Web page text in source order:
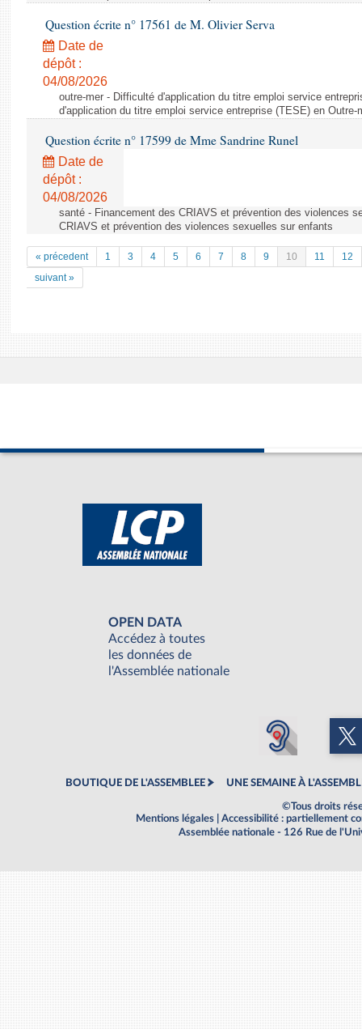
Question écrite n° 17561 de M. Olivier Serva
Date de
dépôt :
04/08/2026
outre-mer - Difficulté d'application du titre emploi service
d'application du titre emploi service entreprise (TESE) en Outre-
Question écrite n° 17599 de Mme Sandrine Runel
Date de
dépôt :
04/08/2026
santé - Financement des CRIAVS et prévention des violences
CRIAVS et prévention des violences sexuelles sur enfants
« précedent 1 3 4 5 6 7 8 9 10 11
12
suivant »
OPEN DATA
Accédez à toutes
les données de
l'Assemblée nationale
BOUTIQUE DE L'ASSEMBLEE UNE SEMAINE À
©Tous droits
Mentions légales
Accessibilité : partiellement
Assemblée nationale - 126 Rue de